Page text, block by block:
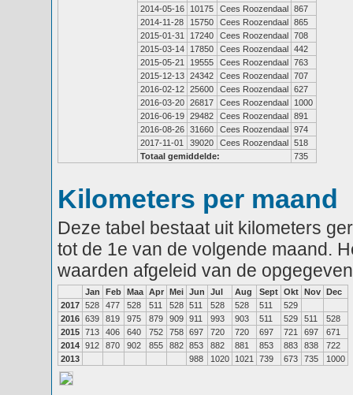
2014-05-16
10175 Cees Roozendaal 867
2014-11-28
15750 Cees Roozendaal 865
2015-01-31
17240 Cees Roozendaal 708
2015-03-14
17850 Cees Roozendaal 442
2015-05-21
19555 Cees Roozendaal 763
2015-12-13 24342 Cees Roozendaal 707
2016-02-12 25600 Cees Roozendaal 627
2016-03-20 26817 Cees Roozendaal
1000
2016-06-19 29482 Cees Roozendaal 891
2016-08-26 31660 Cees Roozendaal 974
2017-11-01
39020 Cees Roozendaal 518
Totaal gemiddelde:
735
Kilometers per maand
Deze tabel bestaat uit kilometers
tot de 1e van de volgende maand.
waarden afgeleid van de
Jan Feb Maa Apr Mei Jun Jul Aug Sept Okt Nov Dec
2017 528 477 528 511 528 511 528 528 511
529
2016 639 819 975 879 909 911 993 903 511 529 511
528
2015 713 406 640 752 758 697 720 720 697 721 697
671
2014 912 870 902 855 882 853 882 881 853 883 838
722
2013
988 1020 1021 739 673 735 1000